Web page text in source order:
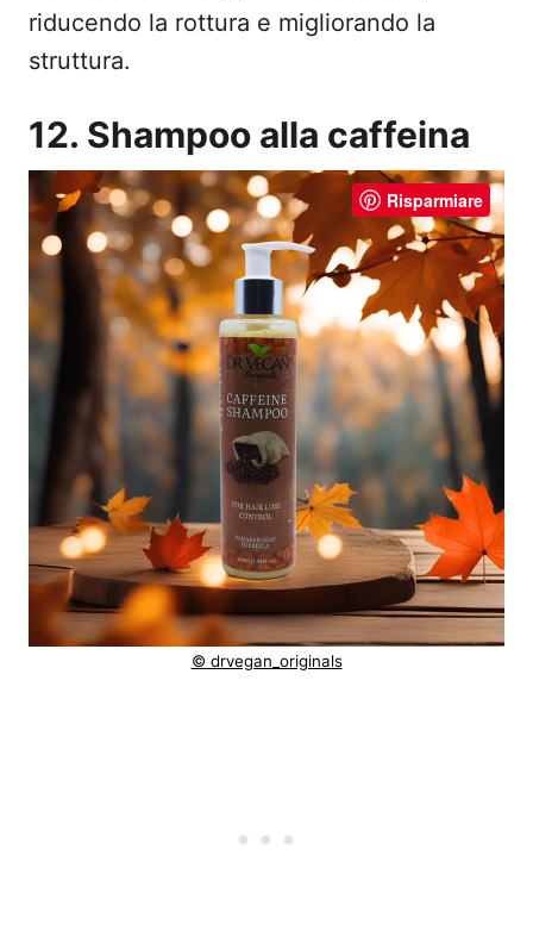
riducendo la rottura e migliorando la
struttura.
12. Shampoo alla caffeina
Risparmiare
© drvegan_originals